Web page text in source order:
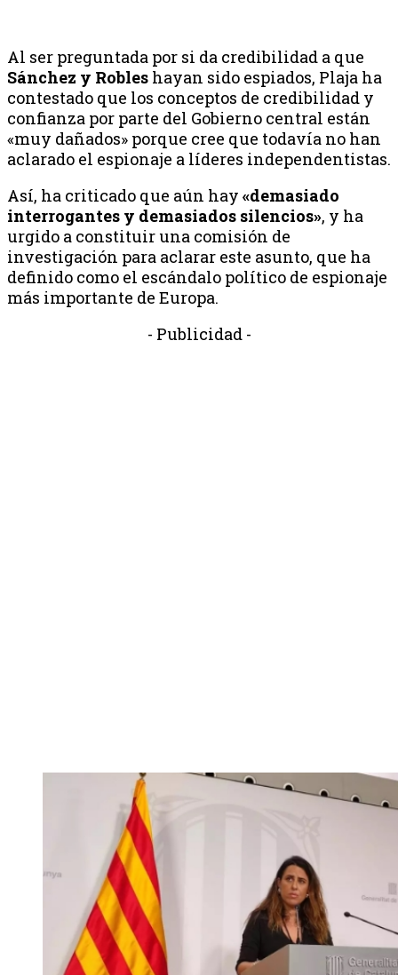
Al ser preguntada por si da credibilidad a que
Sánchez y Robles hayan sido espiados, Plaja ha
contestado que los conceptos de credibilidad y
confianza por parte del Gobierno central están
«muy dañados» porque cree que todavía no han
aclarado el espionaje a líderes independentistas.
Así, ha criticado que aún hay «demasiado
interrogantes y demasiados silencios», y ha
urgido a constituir una comisión de
investigación para aclarar este asunto, que ha
definido como el escándalo político de espionaje
más importante de Europa.
- Publicidad -